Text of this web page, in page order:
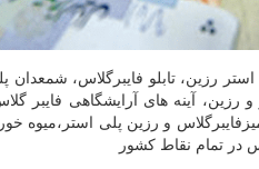
رزین، تابلو فایبرگلاس، شمعدان
آینه های آرایشگاهی فایبر
و رزین پلی استر،میوه
در تمام نقاط کشور